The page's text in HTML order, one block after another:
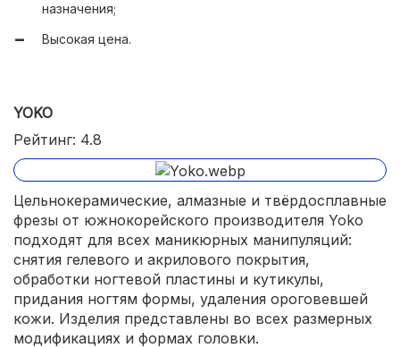
назначения;
Высокая цена.
YOKO
Рейтинг: 4.8
Цельнокерамические, алмазные и твёрдосплавные
фрезы от южнокорейского производителя Yoko
подходят для всех маникюрных манипуляций:
снятия гелевого и акрилового покрытия,
обработки ногтевой пластины и кутикулы,
придания ногтям формы, удаления ороговевшей
кожи. Изделия представлены во всех размерных
модификациях и формах головки.